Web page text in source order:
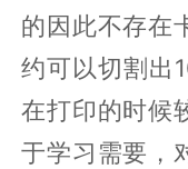
的因此不存在
约可以切割出
在打印的时候
于学习需要，